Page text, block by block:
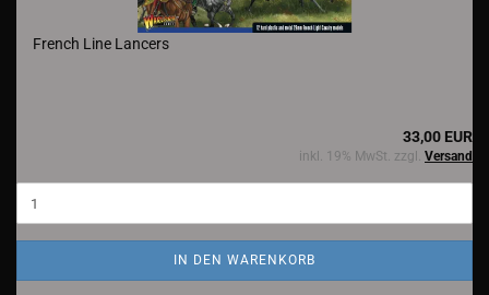
French Line Lancers
33,00 EUR
inkl. 19% MwSt. zzgl. Versand
IN DEN WARENKORB